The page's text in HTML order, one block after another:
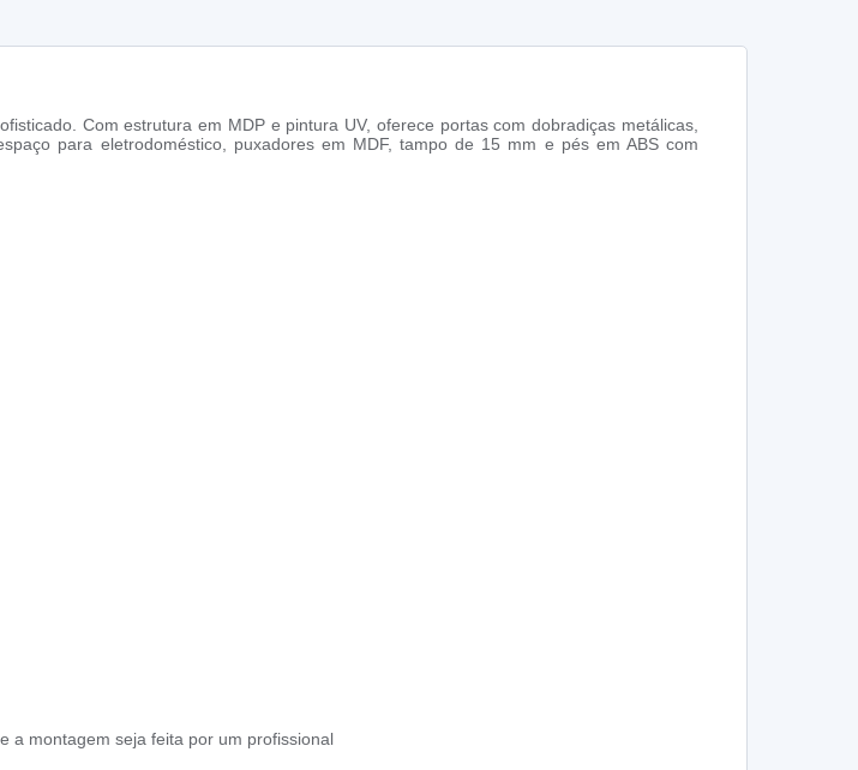
Com estrutura em MDP e pintura UV, oferece portas com dobradiças metálicas,
para eletrodoméstico, puxadores em MDF, tampo de 15 mm e pés em ABS com
a montagem seja feita por um profissional